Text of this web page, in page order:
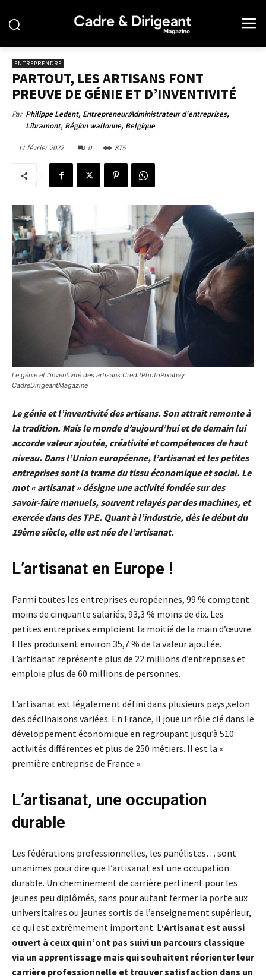
ENTREPRENDRE
PARTOUT, LES ARTISANS FONT
PREUVE DE GÉNIE ET D’INVENTIVITÉ
Par Philippe Ledent, Entrepreneur/Administrateur d'entreprises,
Libramont, Région wallonne, Belgique
11 février 2022 0 875
Le génie et l’inventivité des artisans CreditPhotoPixabay
CadreDirigeantMagazine
Le génie et l’inventivité des artisans. Son attrait remonte à
la tradition. Mais le monde d’aujourd’hui et de demain lui
accorde valeur ajoutée, créativité et compétences de haut
niveau. Dans l’Union européenne, l’artisanat et les petites
entreprises sont la trame du tissu économique et social. Le
mot « artisanat » désigne une activité fondée sur des
savoir-faire manuels, souvent relayés par des machines, et
exercée dans des TPE. Quant à l’industrie, dès le début du
19ème siècle, elle est née de l’artisanat.
L’artisanat en Europe !
Parmi toutes les entreprises européennes, 99 % comptent
moins de cinquante salariés, 93,3 % moins de dix. Les
petites entreprises emploient la moitié de la main d’œuvre.
Elles produisent environ 35,7 % de la valeur ajoutée.
L’artisanat représente plus de 22 millions d’entreprises et
emploie plus de 60 millions de personnes.
L’artisanat est légalement défini dans plusieurs pays,selon
des déclinaisons variées. En France, il joue un rôle clé dans le
développement économique en regroupant jusqu’à 510
activités différentes et plus de 250 métiers. Il est la «
première entreprise de France ».
L’artisanat, une occupation
durable
Les fédérations professionnelles, les panélistes… sont
unanimes pour dire que l’artisanat est une occupation
durable. Un cheminement de carrière pertinent pour les
jeunes peu diplômés, sans pour autant fermer la porte aux
universitaires ou jeunes sortis de l’enseignement supérieur,
ce qui est extrêmement important. L‘Artisanat est aussi
ouvert à ceux qui n’ont pas suivi un parcours classique
via un apprentissage mais qui souhaitent réorienter leur
carrière professionnelle et trouver satisfaction dans un